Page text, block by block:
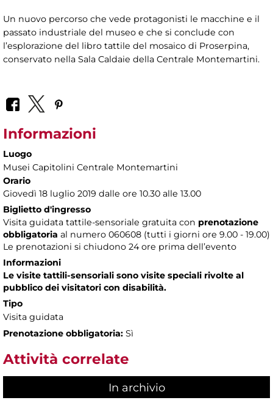
Un nuovo percorso che vede protagonisti le macchine e il
passato industriale del museo e che si conclude con
l’esplorazione del libro tattile del mosaico di Proserpina,
conservato nella Sala Caldaie della Centrale Montemartini.
Informazioni
Luogo
Musei Capitolini Centrale Montemartini
Orario
Giovedì 18 luglio 2019 dalle ore 10.30 alle 13.00
Biglietto d'ingresso
Visita guidata tattile-sensoriale gratuita con prenotazione
obbligatoria al numero 060608 (tutti i giorni ore 9.00 - 19.00)
Le prenotazioni si chiudono 24 ore prima dell’evento
Informazioni
Le visite tattili-sensoriali sono visite speciali rivolte al
pubblico dei visitatori con disabilità.
Tipo
Visita guidata
Prenotazione obbligatoria: Sì
Attività correlate
In archivio